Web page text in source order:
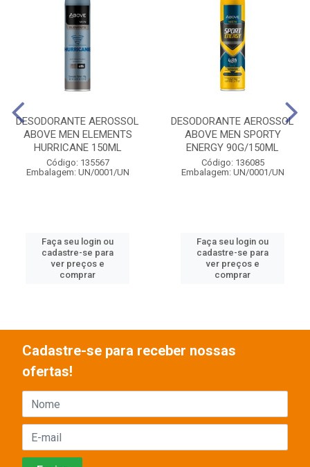
DESODORANTE AEROSSOL
ABOVE MEN ELEMENTS
HURRICANE 150ML
Código: 135567
Embalagem: UN/0001/UN
Faça seu login ou
cadastre-se para
ver preços e
comprar
DESODORANTE AEROSSOL
ABOVE MEN SPORTY
ENERGY 90G/150ML
Código: 136085
Embalagem: UN/0001/UN
Faça seu login ou
cadastre-se para
ver preços e
comprar
Cadastre-se para receber nossas
ofertas!